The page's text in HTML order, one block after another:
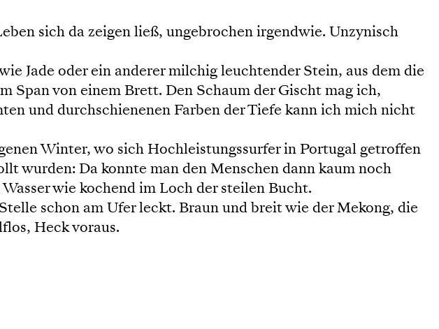
sich da zeigen ließ, ungebrochen irgendwie. Unzynisch
Jade oder ein anderer milchig leuchtender Stein, aus dem die
Span von einem Brett. Den Schaum der Gischt mag ich,
und durchschienenen Farben der Tiefe kann ich mich nicht
Winter, wo sich Hochleistungssurfer in Portugal getroffen
wurden: Da konnte man den Menschen dann kaum noch
wie kochend im Loch der steilen Bucht.
schon am Ufer leckt. Braun und breit wie der Mekong, die
Heck voraus.